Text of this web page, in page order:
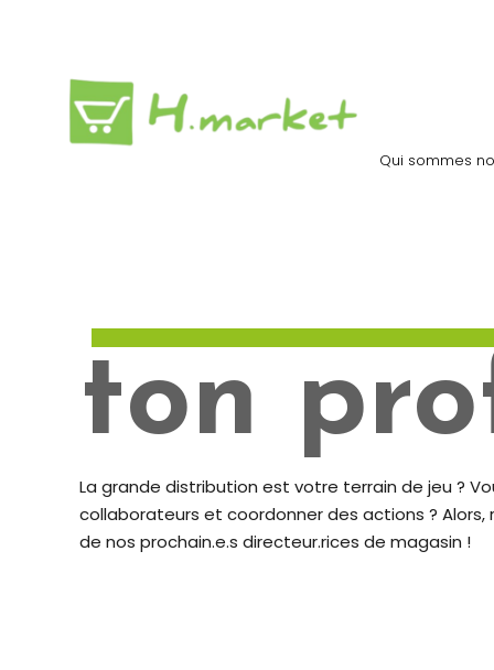
Qui sommes
ton
La grande distribution est votre terrain de jeu ?
collaborateurs et coordonner des actions ?
de nos prochain.e.s directeur.rices de magasin !